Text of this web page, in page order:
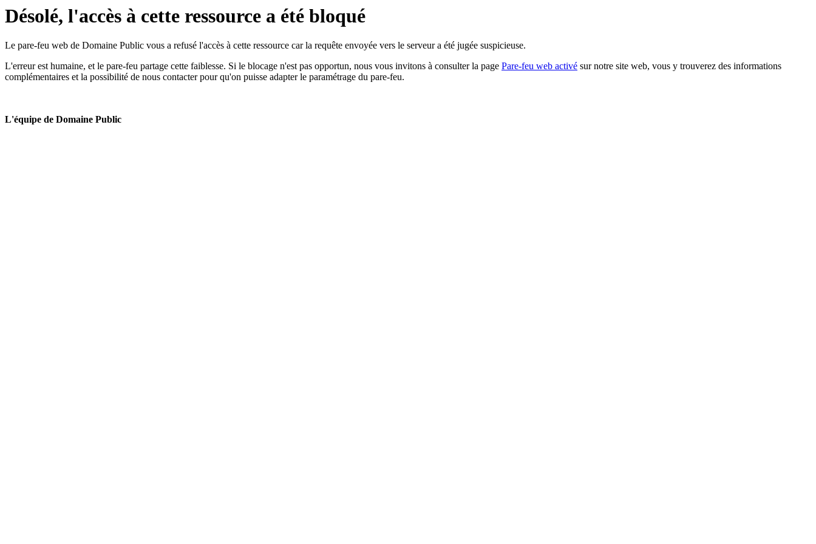
Désolé, l'accès à cette ressource a été bloqué
Le pare-feu web de Domaine Public vous a refusé l'accès à cette ressource car la requête envoyée vers le serveur a été jugée suspicieuse.
L'erreur est humaine, et le pare-feu partage cette faiblesse. Si le blocage n'est pas opportun, nous vous invitons à consulter la page Pare-feu web activé sur notre site web, vous y trouverez des informations
complémentaires et la possibilité de nous contacter pour qu'on puisse adapter le paramétrage du pare-feu.
L'équipe de Domaine Public